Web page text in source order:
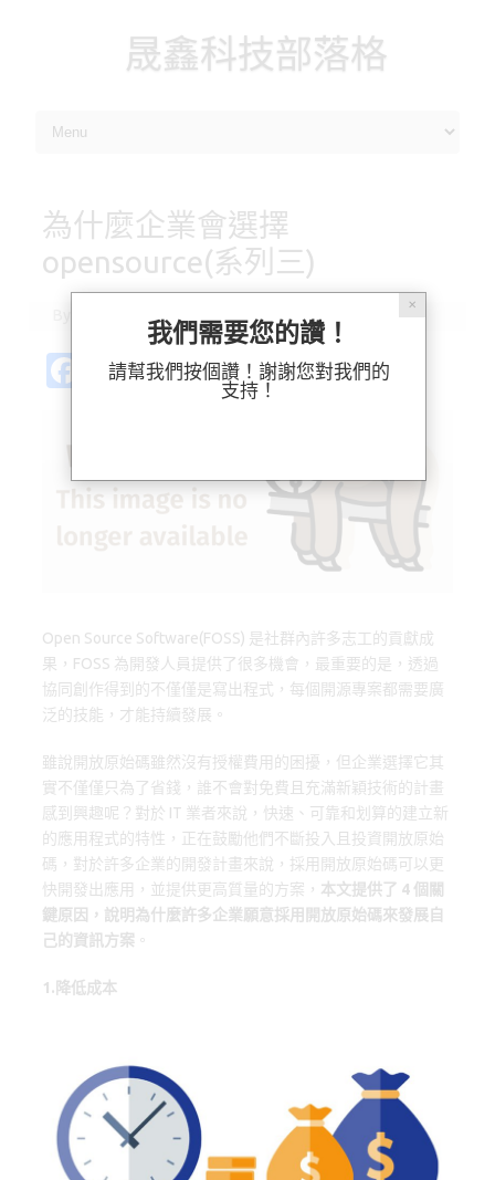
晟鑫科技部落格
為什麼企業會選擇
opensource(系列三)
2022-06-01
Fa
b
o
Pl X M
as
o
d
Bl
u
k
y
分
Open Source Software(FOSS) 是社群內許多志工的貢獻成
果，FOSS 為開發人員提供了很多機會，最重要的是，透過
協同創作得到的不僅僅是寫出程式，每個開源專案都需要廣
泛的技能，才能持續發展。
雖說開放原始碼雖然沒有授權費用的困擾，但企業選擇它其
實不僅僅只為了省錢，誰不會對免費且充滿新穎技術的計畫
感到興趣呢？對於 IT 業者來說，快速、可靠和划算的建立新
的應用程式的特性，正在鼓勵他們不斷投入且投資開放原始
碼，對於許多企業的開發計畫來說，採用開放原始碼可以更
快開發出應用，並提供更高質量的方案， 本文提供了 4 個關
鍵原因，說明為什麼許多企業願意採用開放原始碼來發展自
己的資訊方案
1.降低成本
✕
我們需要您的讚！
請幫我們按個讚！謝謝您對我們的
支持！